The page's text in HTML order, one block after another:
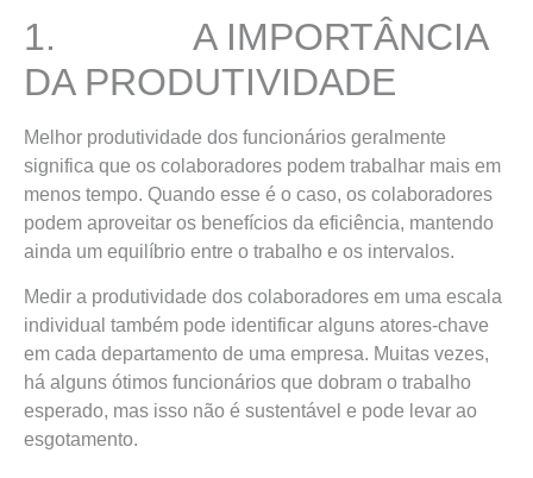
1. A IMPORTÂNCIA
DA PRODUTIVIDADE
Melhor produtividade dos funcionários geralmente
significa que os colaboradores podem trabalhar mais em
menos tempo. Quando esse é o caso, os colaboradores
podem aproveitar os benefícios da eficiência, mantendo
ainda um equilíbrio entre o trabalho e os intervalos.
Medir a produtividade dos colaboradores em uma escala
individual também pode identificar alguns atores-chave
em cada departamento de uma empresa. Muitas vezes,
há alguns ótimos funcionários que dobram o trabalho
esperado, mas isso não é sustentável e pode levar ao
esgotamento.